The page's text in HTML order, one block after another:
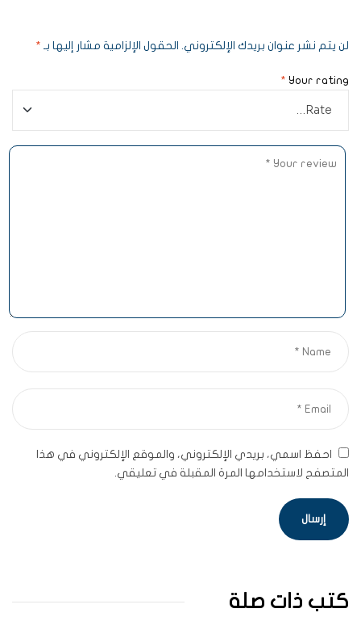
لن يتم نشر عنوان بريدك الإلكتروني. الحقول الإلزامية مشار إليها بـ *
Your rating
*
احفظ اسمي، بريدي الإلكتروني، والموقع الإلكتروني في هذا
المتصفح لاستخدامها المرة المقبلة في تعليقي.
كتب ذات صلة